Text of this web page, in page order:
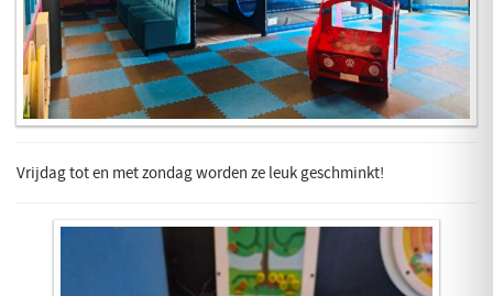
Vrijdag tot en met zondag worden ze leuk geschminkt!